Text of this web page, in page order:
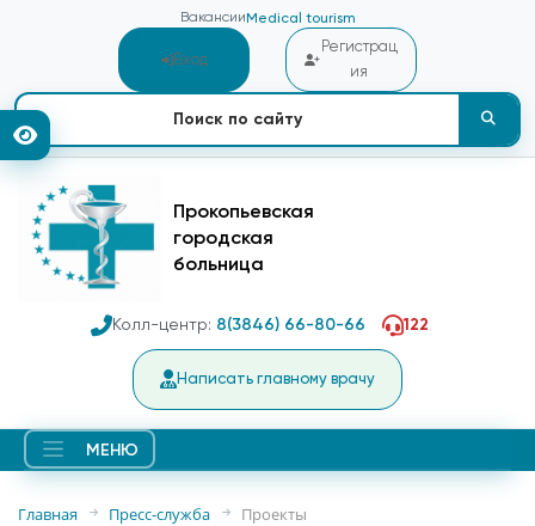
Вакансии Medical tourism
Вход
Регистрац
ия
Прокопьевская
городская
больница
Колл-центр: 8(3846) 66-80-66 122
Написать главному врачу
МЕНЮ
Главная Пресс-служба Проекты